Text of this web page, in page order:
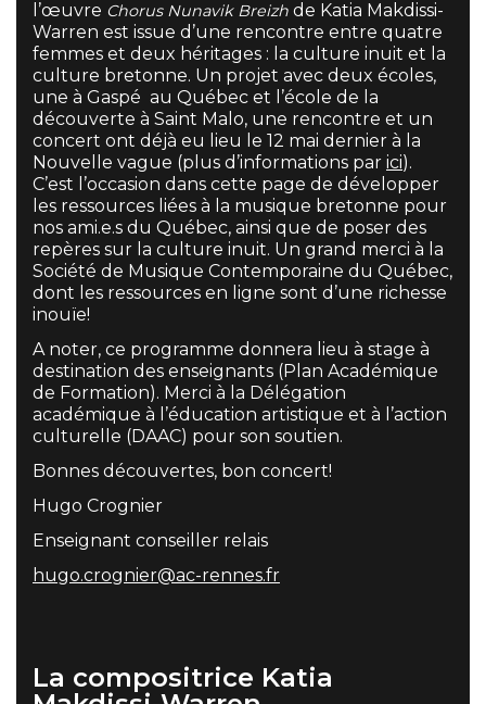
l’œuvre Chorus Nunavik Breizh de Katia Makdissi-
Warren est issue d’une rencontre entre quatre
femmes et deux héritages : la culture inuit et la
culture bretonne. Un projet avec deux écoles,
une à Gaspé au Québec et l’école de la
découverte à Saint Malo, une rencontre et un
concert ont déjà eu lieu le 12 mai dernier à la
Nouvelle vague (plus d’informations par ici).
C’est l’occasion dans cette page de développer
les ressources liées à la musique bretonne pour
nos ami.e.s du Québec, ainsi que de poser des
repères sur la culture inuit. Un grand merci à la
Société de Musique Contemporaine du Québec,
dont les ressources en ligne sont d’une richesse
inouïe!
A noter, ce programme donnera lieu à stage à
destination des enseignants (Plan Académique
de Formation). Merci à la Délégation
académique à l’éducation artistique et à l’action
culturelle (DAAC) pour son soutien.
Bonnes découvertes, bon concert!
Hugo Crognier
Enseignant conseiller relais
hugo.crognier@ac-rennes.fr
La compositrice Katia